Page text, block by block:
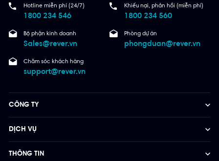
Hotline miễn phí (24/7)
1800 234 546
Khiếu nại, phản hồi (miễn phí)
1800 234 560
Bộ phận kinh doanh
Sales@rever.vn
Phòng dự án
phongduan@rever.vn
Chăm sóc khách hàng
support@rever.vn
CÔNG TY
DỊCH VỤ
THÔNG TIN